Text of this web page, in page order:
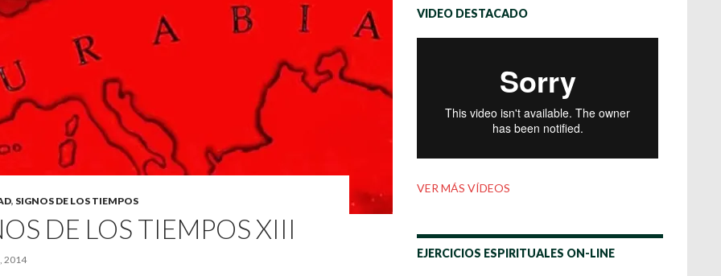
, SIGNOS DE LOS TIEMPOS
DE LOS TIEMPOS XIII
2014
VIDEO DESTACADO
VER MÁS VÍDEOS
EJERCICIOS ESPIRITUALES ON-LINE